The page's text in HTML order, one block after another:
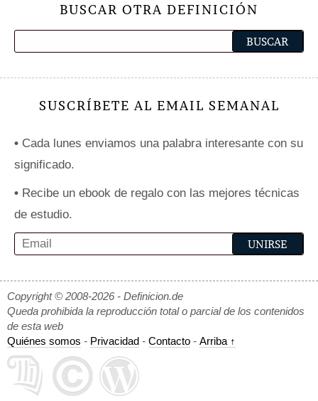
BUSCAR OTRA DEFINICIÓN
SUSCRÍBETE AL EMAIL SEMANAL
• Cada lunes enviamos una palabra interesante con su
significado.
• Recibe un ebook de regalo con las mejores técnicas
de estudio.
Copyright © 2008-2026 - Definicion.de
Queda prohibida la reproducción total o parcial de los contenidos
de esta web
Quiénes somos - Privacidad - Contacto - Arriba ↑